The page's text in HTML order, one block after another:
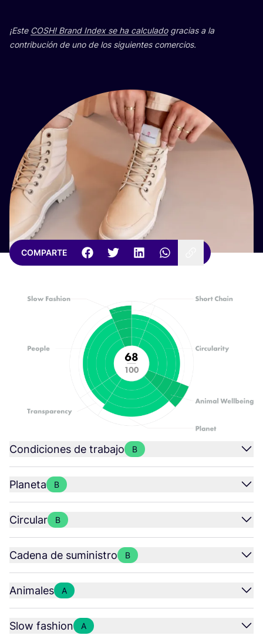
¡Este COSH! Brand Index se ha cal­cu­la­dogra­cias a la
con­tri­bu­ción de uno de los siguien­tes comercios.
COMPARTE
Condiciones de trabajo B
Planeta B
Circular B
Cadena de suministro B
Animales A
Slow fashion A